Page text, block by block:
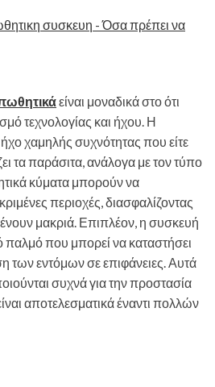
είναι μοναδικά στο ότι
τεχνολογίας και ήχου. Η
χαμηλής συχνότητας που είτε
τα παράσιτα, ανάλογα με τον τύπο
κύματα μπορούν να
περιοχές, διασφαλίζοντας
μακριά. Επιπλέον, η συσκευή
παλμό που μπορεί να καταστήσει
των εντόμων σε επιφάνειες. Αυτά
συχνά για την προστασία
αποτελεσματικά έναντι πολλών